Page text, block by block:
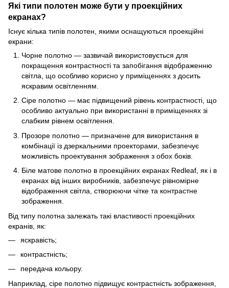
Які типи полотен може бути у проекційних
екранах?
Існує кілька типів полотен, якими оснащуються проекційні
екрани:
Чорне полотно — зазвичай використовується для
покращення контрастності та запобігання відображенню
світла, що особливо корисно у приміщеннях з досить
яскравим освітленням.
Сіре полотно — має підвищений рівень контрастності, що
особливо актуально при використанні в приміщеннях зі
слабким рівнем освітлення.
Прозоре полотно — призначене для використання в
комбінації із дзеркальними проекторами, забезпечує
можливість проектування зображення з обох боків.
Біле матове полотно в проекційних екранах Redleaf, як і в
екранах від інших виробників, забезпечує рівномірне
відображення світла, створюючи чітке та контрастне
зображення.
Від типу полотна залежать такі властивості проекційних
екранів, як:
яскравість;
контрастність;
передача кольору.
Наприклад, сіре полотно підвищує контрастність зображення,